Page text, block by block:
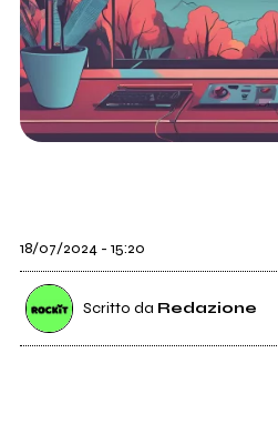
18/07/2024 - 15:20
Scritto da Redazione